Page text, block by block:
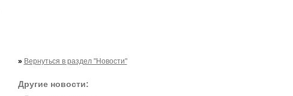
» Вернуться в раздел "Новости"
Другие новости: